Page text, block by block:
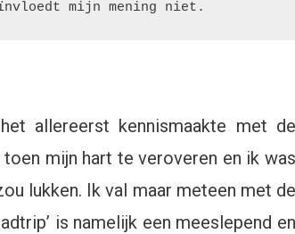
mijn mening niet.
allereerst kennismaakte met de
mijn hart te veroveren en ik was
lukken. Ik val maar meteen met de
is namelijk een meeslepend en